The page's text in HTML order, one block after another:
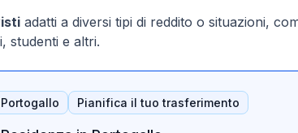
adatti a diversi tipi di reddito o situazioni,
studenti e altri.
Pianifica il tuo trasferimento